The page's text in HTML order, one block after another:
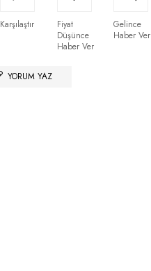
Karşılaştır
Fiyat
Düşünce
Haber Ver
Gelince
Haber Ver
YORUM YAZ